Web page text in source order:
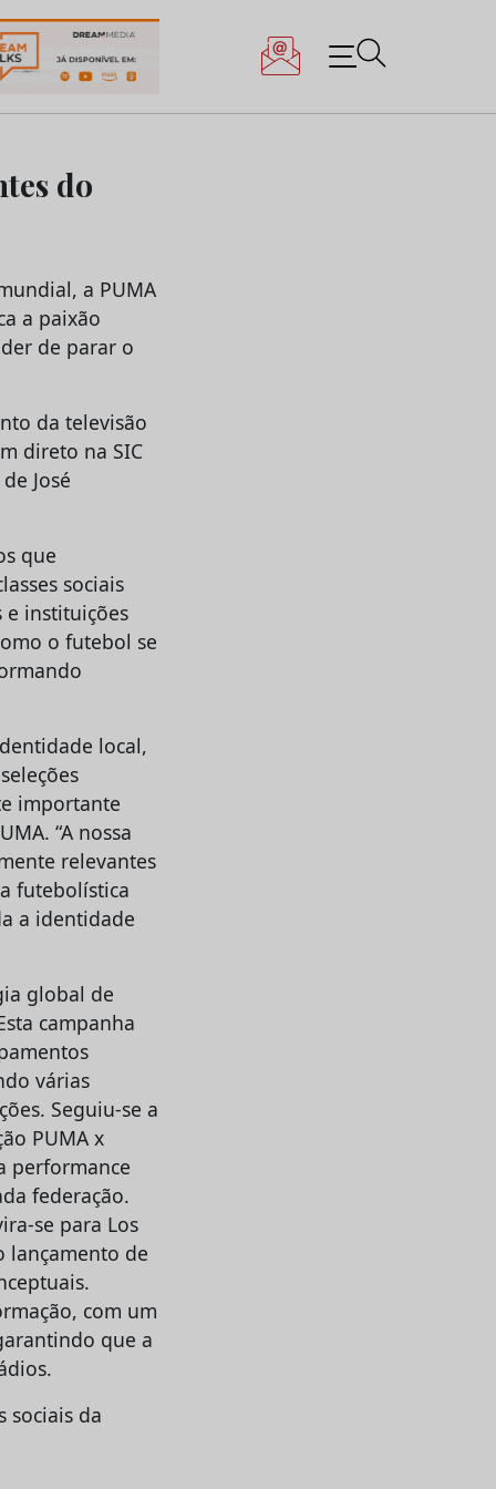
do
a PUMA
a paixão
de parar o
da televisão
direto na SIC
José
que
sociais
e instituições
o futebol se
local,
importante
“A nossa
relevantes
futebolística
a identidade
global de
campanha
várias
Seguiu-se a
PUMA x
performance
federação.
se para Los
lançamento de
com um
que a
sociais da